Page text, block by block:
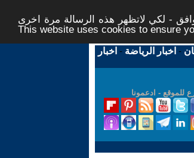
- لكي لاتظهر هذه الرسالة مرة اخرى -
This website uses cookies to ensure
- اخبار الرياضة - اخبار
للموقع - ادعمونا